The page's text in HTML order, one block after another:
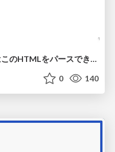
<title><a id="</title>君はこのHTMLをパースできるか"></a></title> #雑LT_study
0 140